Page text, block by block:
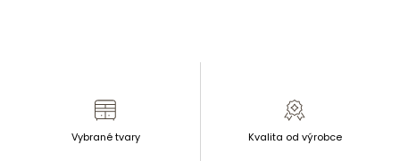
Vybrané tvary Kvalita od výrobce